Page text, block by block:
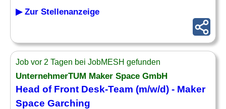
▶ Zur Stellenanzeige
Job vor 2 Tagen bei JobMESH gefunden
UnternehmerTUM Maker Space GmbH
Head of Front Desk-Team (m/w/d) - Maker
Space Garching